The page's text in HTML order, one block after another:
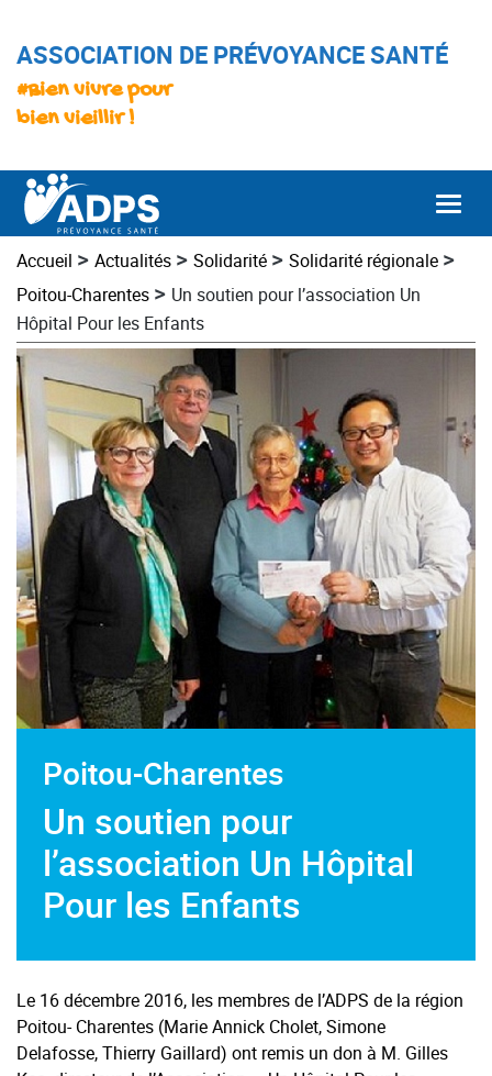
ASSOCIATION DE PRÉVOYANCE SANTÉ
#Bien vivre pour
bien vieillir !
Accueil > Actualités > Solidarité > Solidarité régionale >
Poitou-Charentes > Un soutien pour l’association Un
Hôpital Pour les Enfants
Poitou-Charentes
Un soutien pour
l’association Un Hôpital
Pour les Enfants
Le 16 décembre 2016, les membres de l’ADPS de la région
Poitou- Charentes (Marie Annick Cholet, Simone
Delafosse, Thierry Gaillard) ont remis un don à M. Gilles